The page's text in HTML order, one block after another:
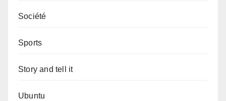
Société
Sports
Story and tell it
Ubuntu